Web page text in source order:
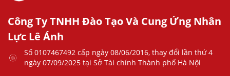
Công Ty TNHH Đào Tạo Và Cung Ứng Nhân
Lực Lê Ánh
Số 0107467492 cấp ngày 08/06/2016, thay đổi lần thứ 4
ngày 07/09/2025 tại Sở Tài chính Thành phố Hà Nội